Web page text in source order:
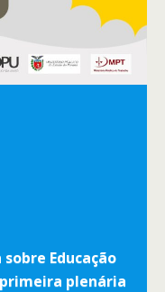
Educação
plenária